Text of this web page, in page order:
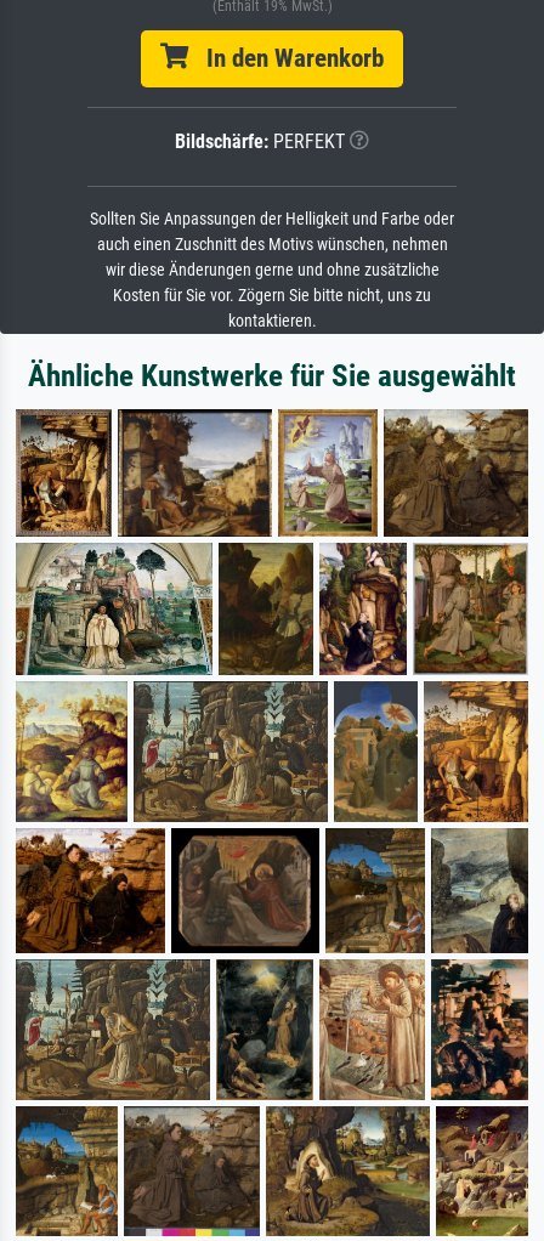
(Enthält 19% MwSt.)
In den Warenkorb
Bildschärfe: PERFEKT
Sollten Sie Anpassungen der Helligkeit und Farbe oder
auch einen Zuschnitt des Motivs wünschen, nehmen
wir diese Änderungen gerne und ohne zusätzliche
Kosten für Sie vor. Zögern Sie bitte nicht, uns zu
kontaktieren.
Ähnliche Kunstwerke für Sie ausgewählt